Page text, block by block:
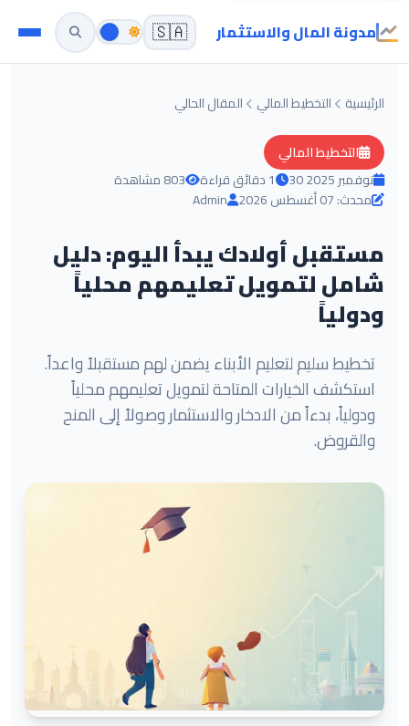
مدونة المال والاستثمار 🇸🇦
الرئيسية التخطيط المالي المقال الحالي
التخطيط المالي
30 نوفمبر 2025
1 دقائق قراءة
803 مشاهدة
محدث: 07 أغسطس 2026
Admin
مستقبل أولادك يبدأ اليوم: دليل
شامل لتمويل تعليمهم محلياً
ودولياً
تخطيط سليم لتعليم الأبناء يضمن لهم مستقبلاً واعداً.
استكشف الخيارات المتاحة لتمويل تعليمهم محلياً
ودولياً، بدءاً من الادخار والاستثمار وصولاً إلى المنح
والقروض.